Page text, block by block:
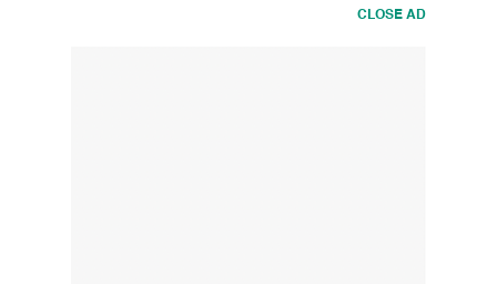
CLOSE AD